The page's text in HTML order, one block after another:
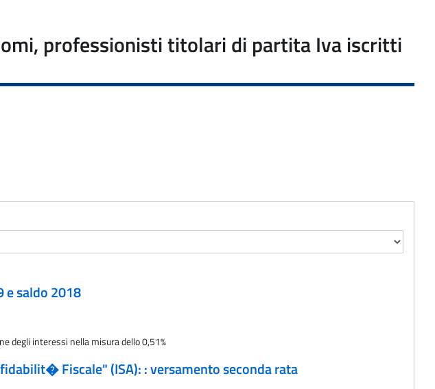
professionisti titolari di partita Iva iscritti
e saldo 2018
degli interessi nella misura dello 0,51%
Fiscale" (ISA): : versamento seconda rata